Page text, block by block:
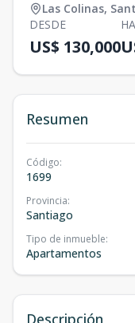
Las Colinas,
DESDE
US$ 130,000
Resumen
Código:
1699
Provincia:
Santiago
Tipo de inmueble:
Apartamentos
Descripción